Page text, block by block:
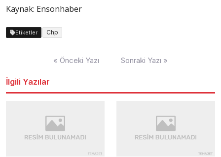
Kaynak: Ensonhaber
Etiketler Chp
« Önceki Yazı Sonraki Yazı »
İlgili Yazılar